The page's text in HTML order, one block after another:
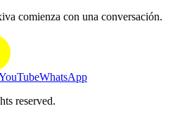
comienza con una conversación.
WhatsApp
reserved.